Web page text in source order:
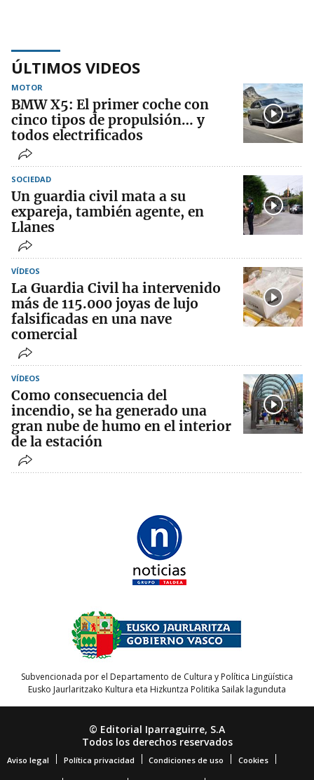
ÚLTIMOS VIDEOS
MOTOR
BMW X5: El primer coche con
cinco tipos de propulsión… y
todos electrificados
SOCIEDAD
Un guardia civil mata a su
expareja, también agente, en
Llanes
VÍDEOS
La Guardia Civil ha intervenido
más de 115.000 joyas de lujo
falsificadas en una nave
comercial
VÍDEOS
Como consecuencia del
incendio, se ha generado una
gran nube de humo en el interior
de la estación
Subvencionada por el Departamento de Cultura y Política Lingüística
Eusko Jaurlaritzako Kultura eta Hizkuntza Politika Sailak lagunduta
© Editorial Iparraguirre, S.A
Todos los derechos reservados
Aviso legal Política privacidad Condiciones de uso Cookies